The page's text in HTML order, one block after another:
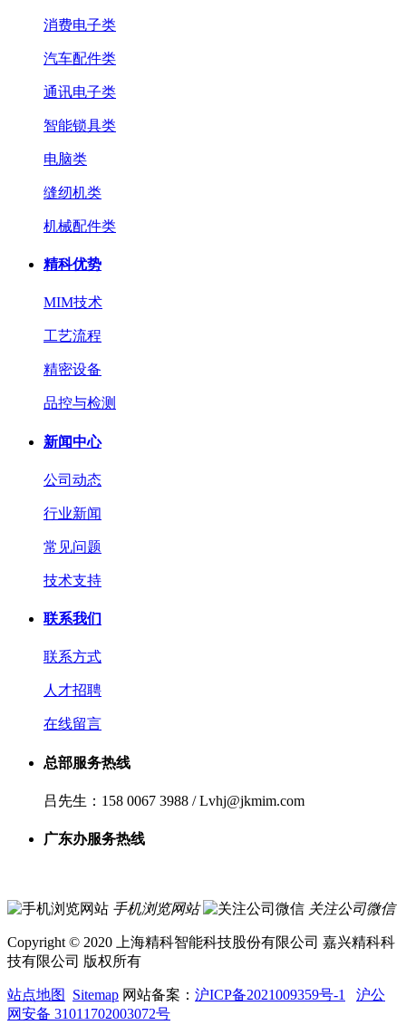
消费电子类
汽车配件类
通讯电子类
智能锁具类
电脑类
缝纫机类
机械配件类
精科优势
MIM技术
工艺流程
精密设备
品控与检测
新闻中心
公司动态
行业新闻
常见问题
技术支持
联系我们
联系方式
人才招聘
在线留言
总部服务热线
吕先生：158 0067 3988 / Lvhj@jkmim.com
广东办服务热线
手机浏览网站 关注公司微信
Copyright © 2020 上海精科智能科技股份有限公司 嘉兴精科科
技有限公司 版权所有
站点地图 Sitemap 网站备案： 沪ICP备2021009359号-1
沪公
网安备 31011702003072号